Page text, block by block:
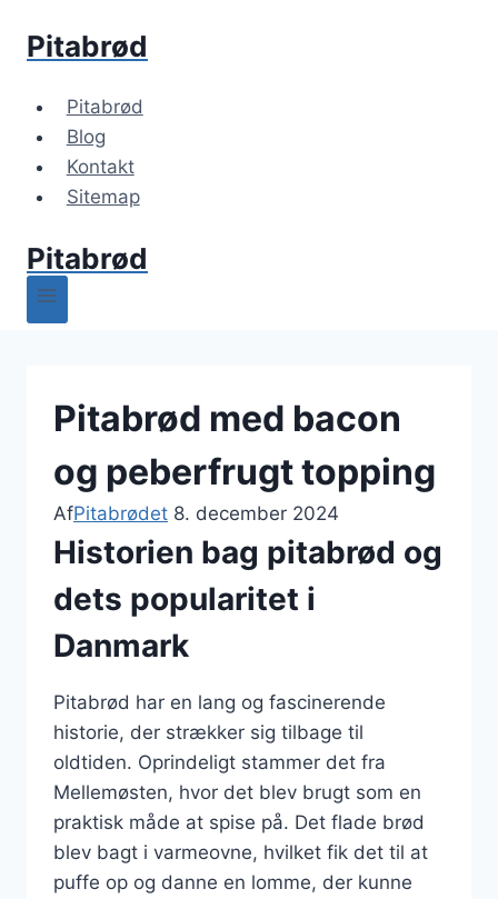
Pitabrød
Pitabrød
Blog
Kontakt
Sitemap
Pitabrød
Pitabrød med bacon
og peberfrugt topping
AfPitabrødet 8. december 2024
Historien bag pitabrød og
dets popularitet i
Danmark
Pitabrød har en lang og fascinerende
historie, der strækker sig tilbage til
oldtiden. Oprindeligt stammer det fra
Mellemøsten, hvor det blev brugt som en
praktisk måde at spise på. Det flade brød
blev bagt i varmeovne, hvilket fik det til at
puffe op og danne en lomme, der kunne